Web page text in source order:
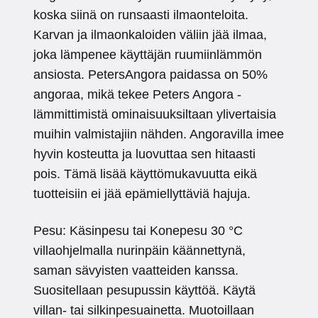
koska siinä on runsaasti ilmaonteloita.
Karvan ja ilmaonkaloiden väliin jää ilmaa,
joka lämpenee käyttäjän ruumiinlämmön
ansiosta. PetersAngora paidassa on 50%
angoraa, mikä tekee Peters Angora -
lämmittimistä ominaisuuksiltaan ylivertaisia
muihin valmistajiin nähden. Angoravilla imee
hyvin kosteutta ja luovuttaa sen hitaasti
pois. Tämä lisää käyttömukavuutta eikä
tuotteisiin ei jää epämiellyttäviä hajuja.
Pesu: Käsinpesu tai Konepesu 30 °C
villaohjelmalla nurinpäin käännettynä,
saman sävyisten vaatteiden kanssa.
Suositellaan pesupussin käyttöä. Käytä
villan- tai silkinpesuainetta. Muotoillaan